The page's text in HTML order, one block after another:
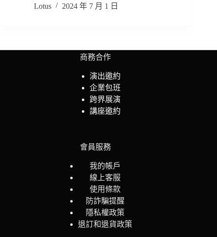
Lotus
2024 年 7 月 1 日
商務合作
演出邀約
企業包班
跨界展演
講座邀約
會員服務
我的帳戶
線上客服
使用條款
防詐騙提醒
隱私權政策
退訂和退貨政策